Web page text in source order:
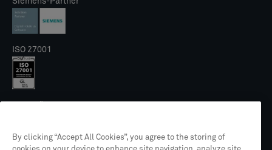
ISO 27001
By clicking “Accept All Cookies”, you agree to the storing of